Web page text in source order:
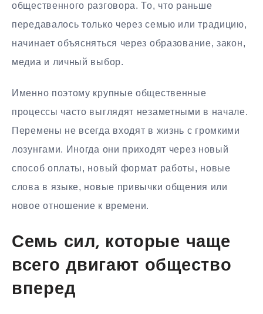
общественного разговора. То, что раньше
передавалось только через семью или традицию,
начинает объясняться через образование, закон,
медиа и личный выбор.
Именно поэтому крупные общественные
процессы часто выглядят незаметными в начале.
Перемены не всегда входят в жизнь с громкими
лозунгами. Иногда они приходят через новый
способ оплаты, новый формат работы, новые
слова в языке, новые привычки общения или
новое отношение к времени.
Семь сил, которые чаще
всего двигают общество
вперед